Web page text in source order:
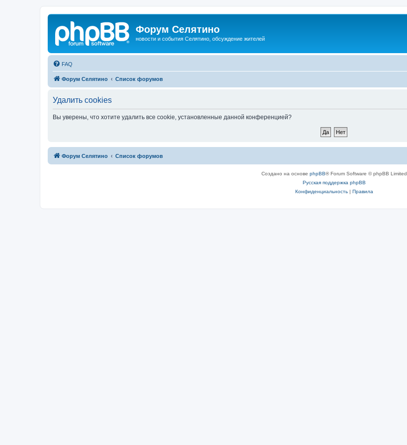
Форум Селятино
новости и события Селятино, обсуждение жителей
FAQ
Форум Селятино Список форумов
Удалить cookies
Вы уверены, что хотите удалить все cookie, установленные данной конференцией?
Форум Селятино Список форумов
Создано на основе phpBB® Forum Software © phpBB Limited
Русская поддержка phpBB
Конфиденциальность| Правила